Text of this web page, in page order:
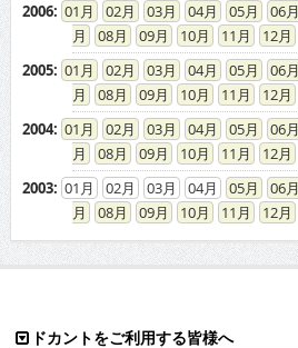
2006: 01 02 03 04 05 06
08
09 10 11
12
2005: 01 02 03 04 05 06
08
09 10 11
12
2004: 01 02 03 04 05 06
08
09 10 11
12
2003: 01 02 03 04 05 06
08
09 10 11 12
ドカントをご利用する皆様へ